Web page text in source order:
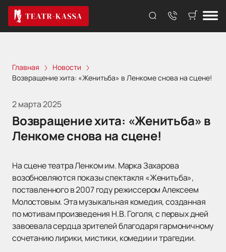
Главная
Новости
Возвращение хита: «Женитьба» в Ленкоме снова на сцене!
2 марта 2025
Возвращение хита: «Женитьба» в
Ленкоме снова на сцене!
На сцене театра Ленком им. Марка Захарова
возобновляются показы спектакля «Женитьба»,
поставленного в 2007 году режиссером Алексеем
Молостовым. Эта музыкальная комедия, созданная
по мотивам произведения Н.В. Гоголя, с первых дней
завоевала сердца зрителей благодаря гармоничному
сочетанию лирики, мистики, комедии и трагедии.